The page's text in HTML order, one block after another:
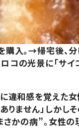
購入。→帰宅後、
の光景に「サイ
違和感を覚えた女
りません」しかし
さかの病”。女性